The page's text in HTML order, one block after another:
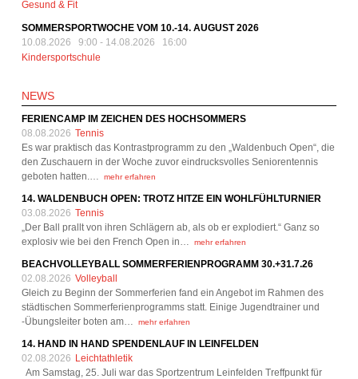
Gesund & Fit
SOMMERSPORTWOCHE VOM 10.-14. AUGUST 2026
10.08.2026 9:00 - 14.08.2026 16:00
Kindersportschule
NEWS
FERIENCAMP IM ZEICHEN DES HOCHSOMMERS
08.08.2026 Tennis
Es war praktisch das Kontrastprogramm zu den „Waldenbuch Open“, die
den Zuschauern in der Woche zuvor eindrucksvolles Seniorentennis
geboten hatten.…
mehr erfahren
14. WALDENBUCH OPEN: TROTZ HITZE EIN WOHLFÜHLTURNIER
03.08.2026 Tennis
„Der Ball prallt von ihren Schlägern ab, als ob er explodiert.“ Ganz so
explosiv wie bei den French Open in…
mehr erfahren
BEACHVOLLEYBALL SOMMERFERIENPROGRAMM 30.+31.7.26
02.08.2026 Volleyball
Gleich zu Beginn der Sommerferien fand ein Angebot im Rahmen des
städtischen Sommerferienprogramms statt. Einige Jugendtrainer und
-Übungsleiter boten am…
mehr erfahren
14. HAND IN HAND SPENDENLAUF IN LEINFELDEN
02.08.2026 Leichtathletik
Am Samstag, 25. Juli war das Sportzentrum Leinfelden Treffpunkt für